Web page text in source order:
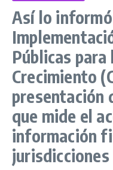
Así lo
Públicas
Crecimiento
presentación
que mide el
información